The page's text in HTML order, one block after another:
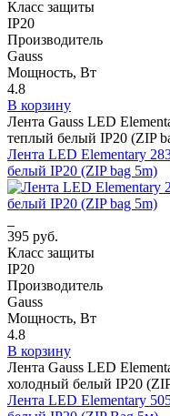
Класс защиты
IP20
Производитель
Gauss
Мощность, Вт
4.8
В корзину
Лента Gauss LED
теплый белый IP20 (ZIP
Лента LED Elementary
белый IP20 (ZIP bag 5m)
395 руб.
Класс защиты
IP20
Производитель
Gauss
Мощность, Вт
4.8
В корзину
Лента Gauss LED
холодный белый IP20
Лента LED Elementary